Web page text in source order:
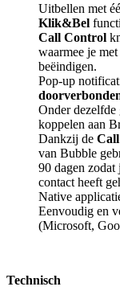
Uitbellen met
Klik&Bel
Call Control
waarmee je
beëindigen.
Pop-up
Onder dezelfde
koppelen aan
Dankzij de
van Bubble
90 dagen
contact heeft
Native
Eenvoudig en
(Microsoft,
Technisch